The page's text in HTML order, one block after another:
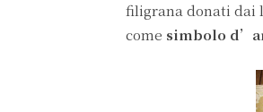
filigrana donati dai
come simbolo